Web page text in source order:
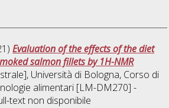
Evaluation of the effects of the diet
salmon fillets by 1H-NMR
Università di Bologna, Corso di
alimentari [LM-DM270] -
text non disponibile